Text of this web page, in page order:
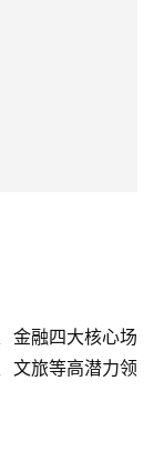
金融四大核心场
文旅等高潜力领